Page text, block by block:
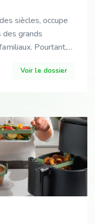
siècles, occupe
des grands
Pourtant,
Voir le dossier